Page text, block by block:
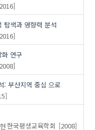
탐색과 영향력 분석
연구
: 부산지역 중심 으로
한국평생교육학회 [2008]